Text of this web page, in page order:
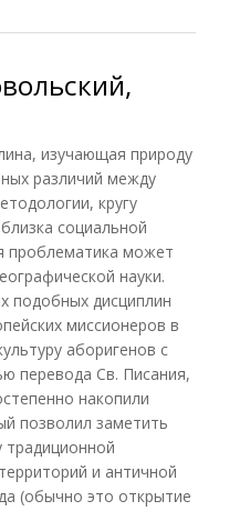
изучающая природу
различий между
кругу
социальной
проблематика может
науки.
подобных дисциплин
миссионеров в
аборигенов с
перевода Св. Писания,
накопили
позволил заметить
традиционной
и античной
(обычно это открытие